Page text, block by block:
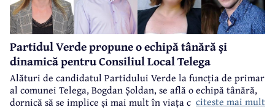
Partidul Verde propune o echipă tânără și
dinamică pentru Consiliul Local Telega
Alături de candidatul Partidului Verde la funcția de primar
al comunei Telega, Bogdan Șoldan, se află o echipă tânără,
dornică să se implice și mai mult în viața comunității, în
citeste mai mult